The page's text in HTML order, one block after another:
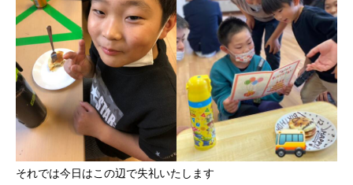
それでは今日はこの辺で失礼いたします